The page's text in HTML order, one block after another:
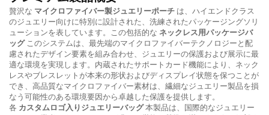
贅沢な マイクロファイバー製ジュエリーポーチ は、ハイエンドクラス
のジュエリー向けに特別に設計された、洗練されたパッケージングソリ
ューションを表しています。この包括的な ネックレス用パッケージバ
ッグ このシステムは、最先端のマイクロファイバーテクノロジーと配
慮されたデザイン要素を組み合わせ、ジュエリーの保護および展示に最
適な環境を実現します。内蔵されたサポートカード機能により、ネック
レスやブレスレットが本来の形状およびディスプレイ状態を保つことが
でき、高品質なマイクロファイバー素材は、繊細なジュエリー製品を損
なう可能性のある環境要因から卓越した保護を提供します。
各 カスタムロゴ入りジュエリーバッグ本製品は、国際的なジュエリー